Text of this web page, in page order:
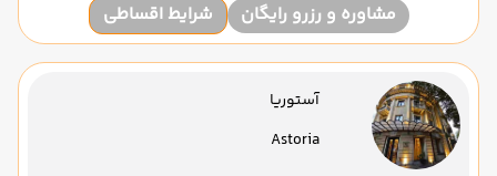
مشاوره و رزرو رایگان شرایط اقساطی
آستوریا
Astoria